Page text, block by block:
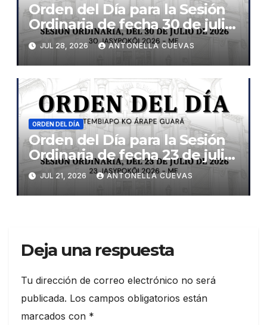
Orden del Día para la Sesión
Ordinaria de fecha 30 de julio
de 2026
JUL 28, 2026 ANTONELLA CUEVAS
ORDEN DEL DÍA
Orden del Día para la Sesión
Ordinaria de fecha 23 de julio
de 2026
JUL 21, 2026 ANTONELLA CUEVAS
Deja una respuesta
Tu dirección de correo electrónico no será
publicada. Los campos obligatorios están
marcados con *